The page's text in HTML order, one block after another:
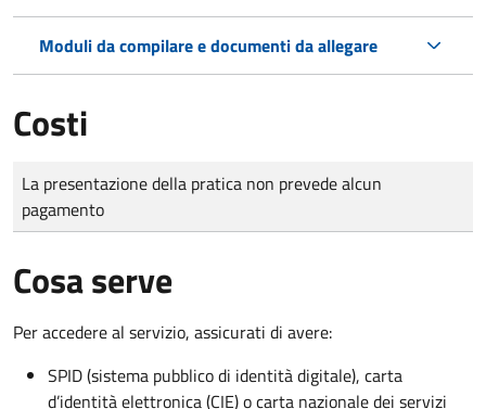
Moduli da compilare e documenti da allegare
Costi
Tipo di pagamento
Importo
La presentazione della pratica non prevede alcun
pagamento
Cosa serve
Per accedere al servizio, assicurati di avere:
SPID (sistema pubblico di identità digitale), carta
d’identità elettronica (CIE) o carta nazionale dei servizi